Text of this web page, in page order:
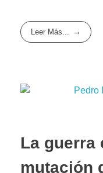
Leer Más...
La guerra
mutación